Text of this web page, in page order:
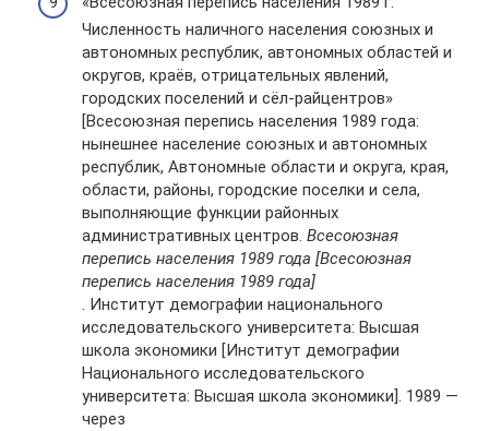
Численность наличного населения союзных и
автономных республик, автономных областей и
округов, краёв, отрицательных явлений,
городских поселений и сёл-райцентров»
[Всесоюзная перепись населения 1989 года:
нынешнее население союзных и автономных
республик, Автономные области и округа, края,
области, районы, городские поселки и села,
выполняющие функции районных
административных центров. Всесоюзная
перепись населения 1989 года [Всесоюзная
перепись населения 1989 года]
. Институт демографии национального
исследовательского университета: Высшая
школа экономики [Институт демографии
Национального исследовательского
университета: Высшая школа экономики]. 1989 —
через